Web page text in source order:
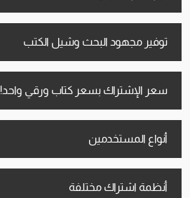
توفير مجهود البحث وشيل الكتب
سعر الإشتراك بسعر كتاب ورقي واحد!
أنواع المستخدمين
أنظمة اشتراك مختلفة